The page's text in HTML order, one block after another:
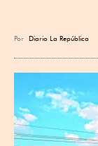
Por Diario La República